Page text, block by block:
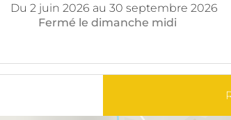
Du 2 juin 2026 au 30 septembre 2026
Fermé le dimanche midi